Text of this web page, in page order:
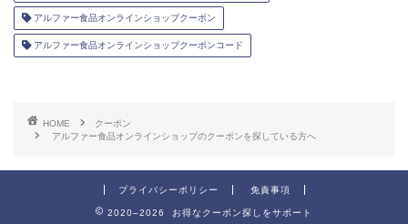
アルファー食品オンラインショップクーポン
アルファー食品オンラインショップクーポンコード
HOME
クーポン
アルファー食品オンラインショップのクーポンを探している方へ
プライバシーポリシー 免責事項
2020–2026 お得なクーポン探しをサポート